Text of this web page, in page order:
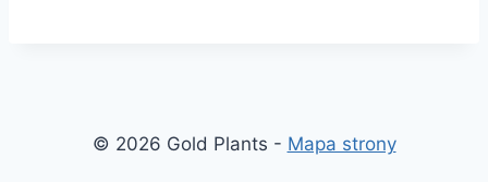
© 2026 Gold Plants - Mapa strony